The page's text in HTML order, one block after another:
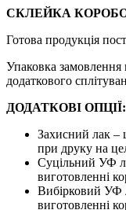
СКЛЕЙКА
Готова продукція
Упаковка замовлення
додаткового
ДОДАТКОВІ ОПЦІЇ:
Захисний лак –
при друку на
Суцільний УФ
виготовленні
Вибірковий УФ
виготовленні